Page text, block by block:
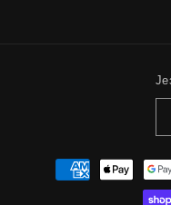
Начини
плаћања